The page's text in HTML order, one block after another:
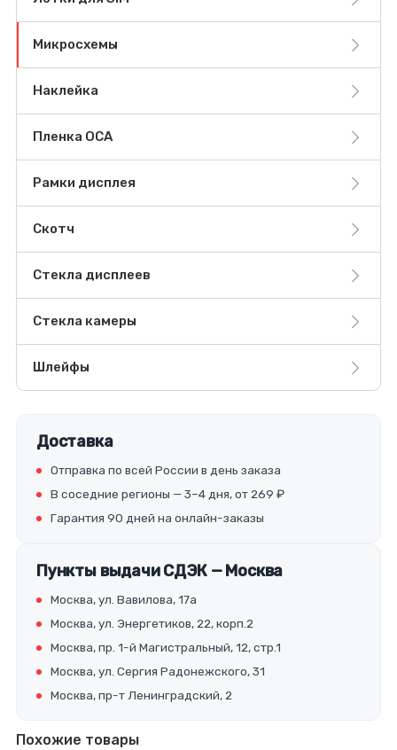
Микросхемы
Наклейка
Пленка OCA
Рамки дисплея
Скотч
Стекла дисплеев
Стекла камеры
Шлейфы
Доставка
Отправка по всей России в день заказа
В соседние регионы — 3–4 дня, от 269 ₽
Гарантия 90 дней на онлайн-заказы
Пункты выдачи СДЭК — Москва
Москва, ул. Вавилова, 17а
Москва, ул. Энергетиков, 22, корп.2
Москва, пр. 1-й Магистральный, 12, стр.1
Москва, ул. Сергия Радонежского, 31
Москва, пр-т Ленинградский, 2
Похожие товары